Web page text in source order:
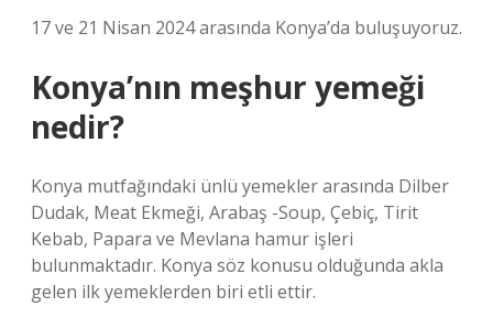
17 ve 21 Nisan 2024 arasında Konya’da buluşuyoruz.
Konya’nın meşhur yemeği
nedir?
Konya mutfağındaki ünlü yemekler arasında Dilber
Dudak, Meat Ekmeği, Arabaş -Soup, Çebiç, Tirit
Kebab, Papara ve Mevlana hamur işleri
bulunmaktadır. Konya söz konusu olduğunda akla
gelen ilk yemeklerden biri etli ettir.